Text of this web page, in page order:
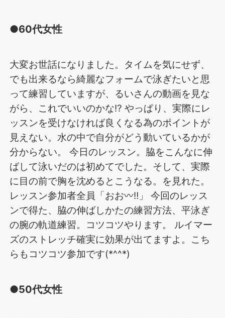
●60代女性
大変お世話になりました。タイムを気にせず、
でも出来るなら綺麗なフォームで泳ぎたいと思
って練習していますが、るいさんの動画を見な
がら、これでいいのかな⁉️ やっぱり、実際にレ
ッスンを受けなければ良くなる為のポイントが
見えない。水の中で自分がどう動いているかが
分からない。 今日のレッスン。脇をこんなに伸
ばして泳いだのは初めてでした。そして、実際
に目の前で胸を沈めるとこうなる。を見れた。
レッスン参加者全員「おお〰️‼️」 今回のレッス
ンで得た、脇の伸ばしかたの練習方法、平泳ぎ
の腕の軌道練習。コツコツやります。 ルイマー
ズのストレッチ確実に効果が出てますよ。こち
らもコツコツ参加です(*^^*)
●50代女性